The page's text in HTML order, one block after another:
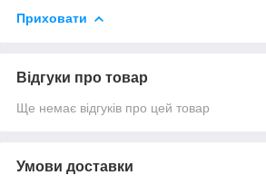
Приховати
Відгуки про товар
Ще немає відгуків про цей товар
Умови доставки